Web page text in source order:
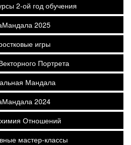
2-ой год обучения
2025
игры
Портрета
Мандала
2024
Отношений
мастер-классы